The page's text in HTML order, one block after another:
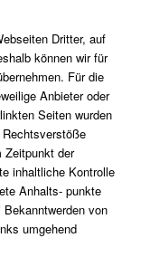
Dritter, auf
können wir für
Für die
Anbieter oder
Seiten wurden
Zeitpunkt der
inhaltliche Kontrolle
Anhalts- punkte
von
umgehend